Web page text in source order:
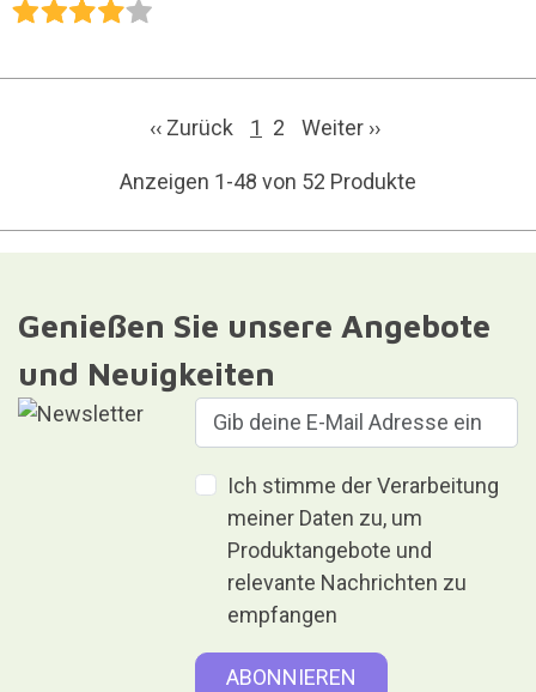
‹‹ Zurück 1 2 Weiter ››
Anzeigen 1-48 von 52 Produkte
Genießen Sie unsere Angebote
und Neuigkeiten
Ich stimme der Verarbeitung
meiner Daten zu, um
Produktangebote und
relevante Nachrichten zu
empfangen